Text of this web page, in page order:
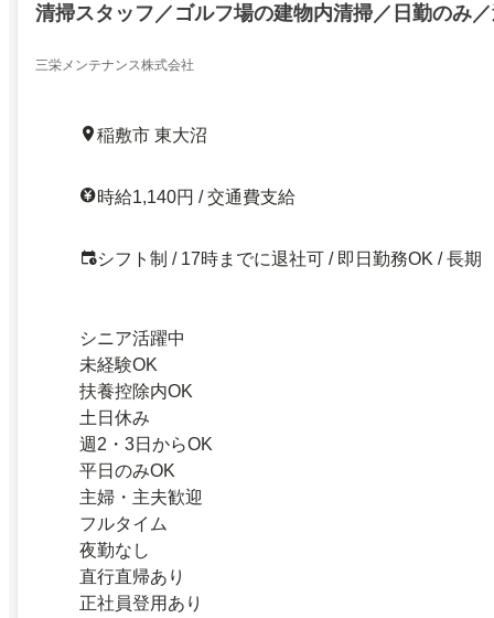
清掃スタッフ／ゴルフ場の建物内清掃／日勤のみ
三栄メンテナンス株式会社
稲敷市 東大沼
時給1,140円 / 交通費支給
シフト制 / 17時までに退社可 / 即日勤務OK / 長期
シニア活躍中
未経験OK
扶養控除内OK
土日休み
週2・3日からOK
平日のみOK
主婦・主夫歓迎
フルタイム
夜勤なし
直行直帰あり
正社員登用あり